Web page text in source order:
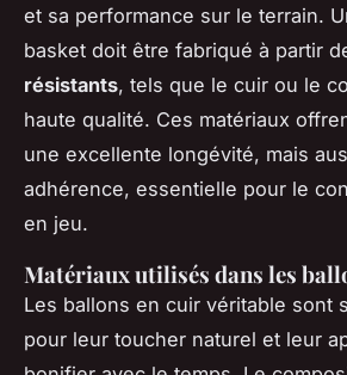
et sa performance sur le terrain.
basket doit être fabriqué à partir
résistants, tels que le cuir ou le
haute qualité. Ces matériaux
une excellente longévité, mais
adhérence, essentielle pour le
en jeu.
Matériaux utilisés dans les
Les ballons en cuir véritable sont
pour leur toucher naturel et leur